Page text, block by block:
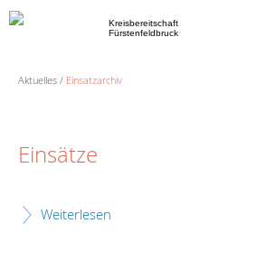
Kreisbereitschaft
Fürstenfeldbruck
Aktuelles Einsatzarchiv
Einsätze
Weiterlesen